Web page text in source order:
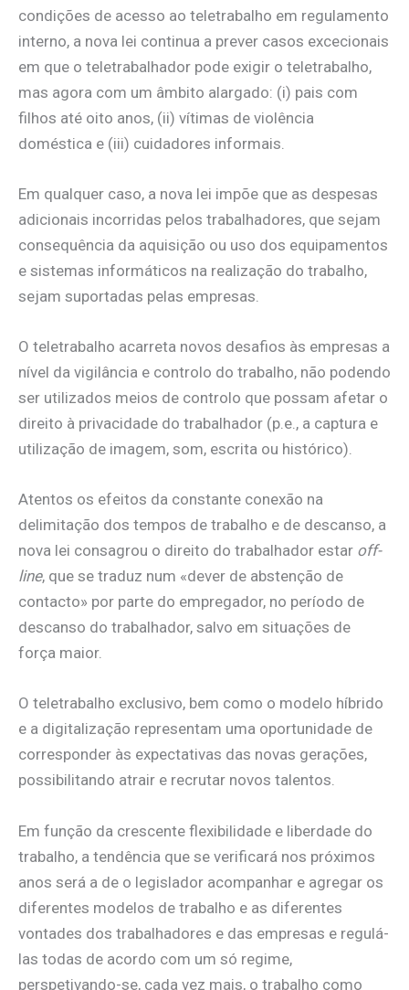
condições de acesso ao teletrabalho em regulamento
interno, a nova lei continua a prever casos excecionais
em que o teletrabalhador pode exigir o teletrabalho,
mas agora com um âmbito alargado: (i) pais com
filhos até oito anos, (ii) vítimas de violência
doméstica e (iii) cuidadores informais.
Em qualquer caso, a nova lei impõe que as despesas
adicionais incorridas pelos trabalhadores, que sejam
consequência da aquisição ou uso dos equipamentos
e sistemas informáticos na realização do trabalho,
sejam suportadas pelas empresas.
O teletrabalho acarreta novos desafios às empresas a
nível da vigilância e controlo do trabalho, não podendo
ser utilizados meios de controlo que possam afetar o
direito à privacidade do trabalhador (p.e., a captura e
utilização de imagem, som, escrita ou histórico).
Atentos os efeitos da constante conexão na
delimitação dos tempos de trabalho e de descanso, a
nova lei consagrou o direito do trabalhador estar off-
line, que se traduz num «dever de abstenção de
contacto» por parte do empregador, no período de
descanso do trabalhador, salvo em situações de
força maior.
O teletrabalho exclusivo, bem como o modelo híbrido
e a digitalização representam uma oportunidade de
corresponder às expectativas das novas gerações,
possibilitando atrair e recrutar novos talentos.
Em função da crescente flexibilidade e liberdade do
trabalho, a tendência que se verificará nos próximos
anos será a de o legislador acompanhar e agregar os
diferentes modelos de trabalho e as diferentes
vontades dos trabalhadores e das empresas e regulá-
las todas de acordo com um só regime,
perspetivando-se, cada vez mais, o trabalho como